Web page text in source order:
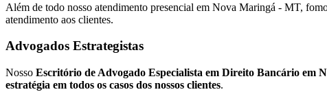
Além de todo nosso atendimento presencial em Nova Maringá - MT,
atendimento aos clientes.
Advogados Estrategistas
Nosso Escritório de Advogado Especialista em Direito Bancário em
estratégia em todos os casos dos nossos clientes.